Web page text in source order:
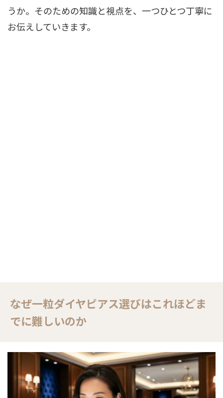
うか。そのための知識と視点を、一つひとつ丁寧に
お伝えしていきます。
なぜ一粒ダイヤピアス選びはこれほどま
でに難しいのか